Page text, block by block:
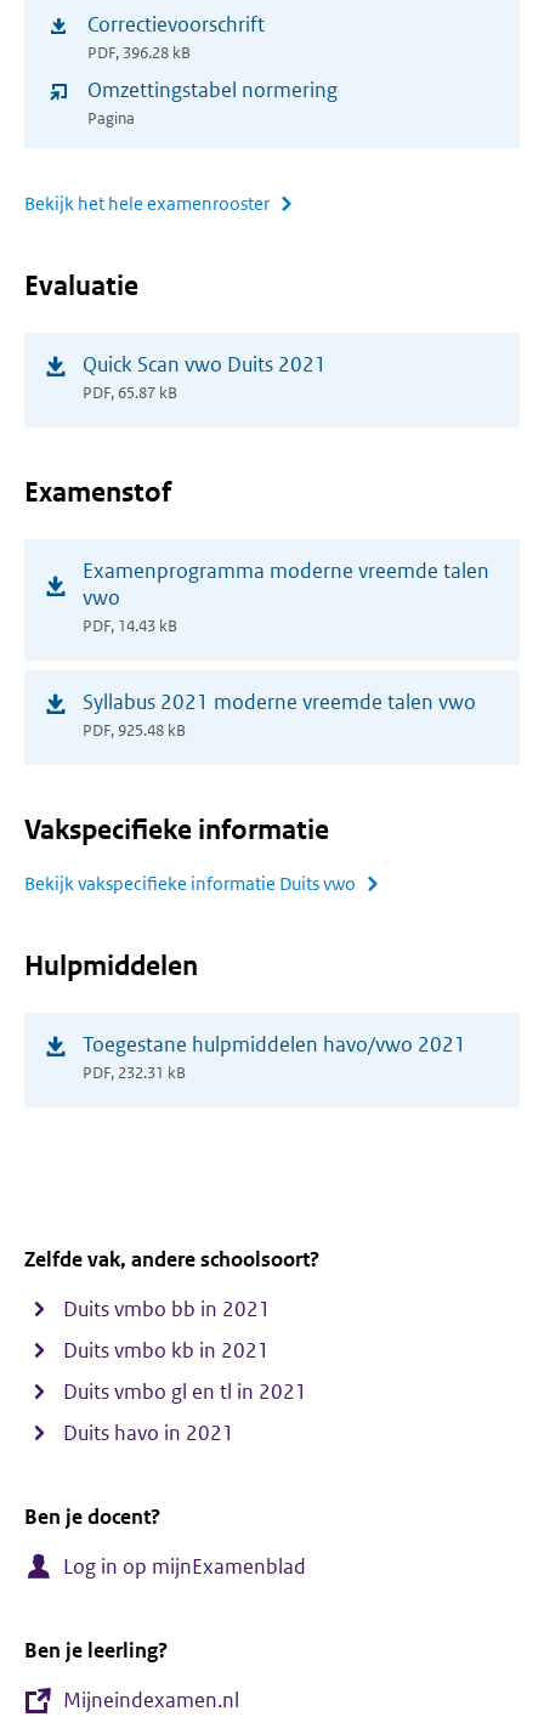
Zelfde vak, andere schoolsoort?
Duits vmbo bb in 2021
Duits vmbo kb in 2021
Duits vmbo gl en tl in 2021
Duits havo in 2021
Ben je docent?
Log in op mijnExamenblad
Ben je leerling?
Mijneindexamen.nl
nieuw
venster)
Correctievoorschrift
PDF, 396.28 kB
(opent
nieuw
venster)
Omzettingstabel normering
Pagina
Bekijk het hele examenrooster
Evaluatie
Quick Scan vwo Duits 2021
PDF, 65.87 kB
Examenstof
Examenprogramma moderne vreemde talen
vwo
PDF, 14.43 kB
Syllabus 2021 moderne vreemde talen vwo
PDF, 925.48 kB
Vakspecifieke informatie
Bekijk vakspecifieke informatie Duits vwo
Hulpmiddelen
Toegestane hulpmiddelen havo/vwo 2021
PDF, 232.31 kB